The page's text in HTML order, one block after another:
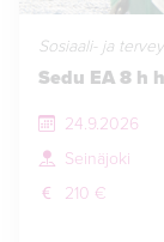
Sosiaali- ja
Sedu EA 8 h
24.9.2026
Seinäjoki
210 €